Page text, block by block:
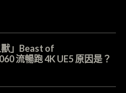
獸」Beast of
流暢跑 4K UE5 原因是？